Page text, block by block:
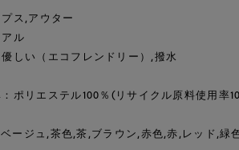
ス,アウター
ル
優しい（エコフレンドリー）,撥水
：ポリエステル100％(リサイクル原料使用率
ージュ,茶色,茶,ブラウン,赤色,赤,レッド,